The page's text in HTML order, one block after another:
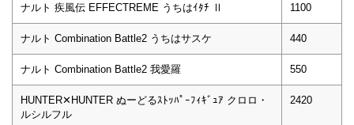
ナルト 疾風伝 EFFECTREME うちはｲﾀﾁ Ⅱ 1100
ナルト Combination Battle2 うちはサスケ 440
ナルト Combination Battle2 我愛羅 550
HUNTER✕HUNTER ぬーどるｽﾄｯﾊﾟｰﾌｨｷﾞｭｱ クロロ・
ルシルフル
2420